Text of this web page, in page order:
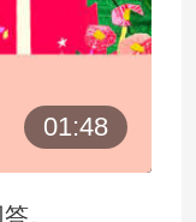
01:48
。